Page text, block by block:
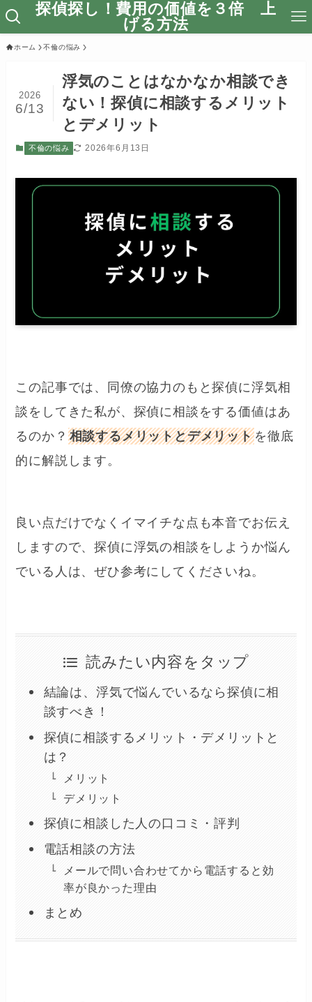
探偵探し！費用の価値を３倍 上
げる方法
ホーム 不倫の悩み
浮気のことはなかなか相談でき
ない！探偵に相談するメリット
とデメリット
2026
6/13
不倫の悩み 2026年6月13日
この記事では、同僚の協力のもと探偵に浮気相
談をしてきた私が、探偵に相談をする価値はあ
るのか？ 相談するメリットとデメリットを徹底
的に解説します。
良い点だけでなくイマイチな点も本音でお伝え
しますので、探偵に浮気の相談をしようか悩ん
でいる人は、ぜひ参考にしてくださいね。
読みたい内容をタップ
結論は、浮気で悩んでいるなら探偵に相
談すべき！
探偵に相談するメリット・デメリットと
は？
メリット
デメリット
探偵に相談した人の口コミ・評判
電話相談の方法
メールで問い合わせてから電話すると効
率が良かった理由
まとめ